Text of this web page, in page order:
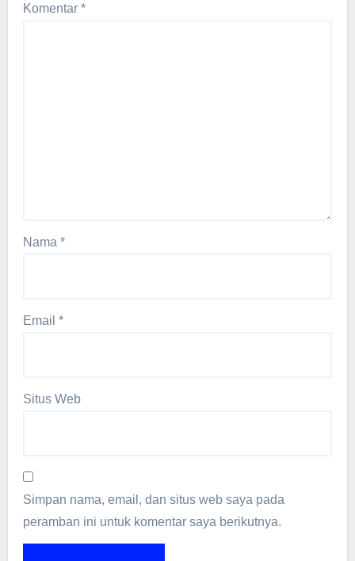
Komentar*
Nama*
Email*
Situs Web
Simpan nama, email, dan situs web saya pada
peramban ini untuk komentar saya berikutnya.